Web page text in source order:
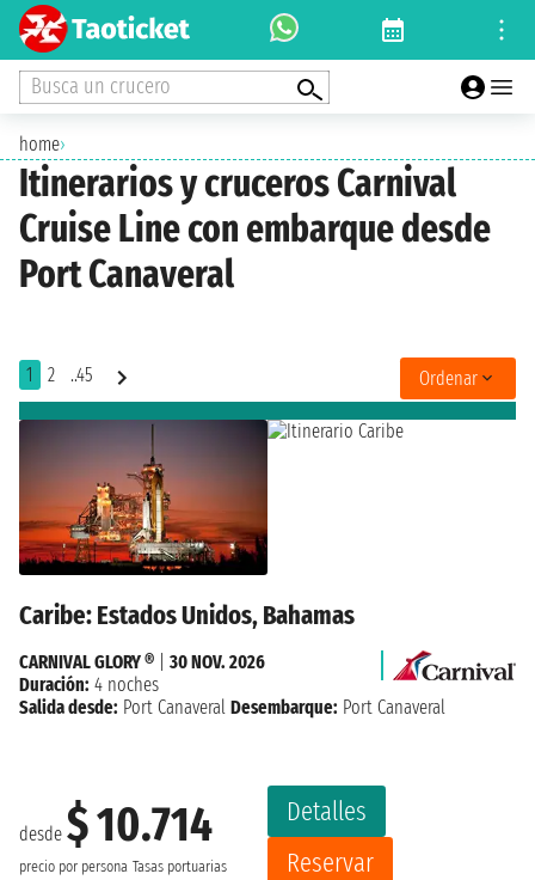
Busca un crucero
home›
Itinerarios y cruceros Carnival
Cruise Line con embarque desde
Port Canaveral
1 2 ..45 Ordenar
Caribe: Estados Unidos, Bahamas
desde $ 10.714
precio por persona Tasas portuarias
Detalles
Reservar
CARNIVAL GLORY ®
30 NOV. 2026
Duración: 4 noches
Salida desde: Port Canaveral Desembarque: Port Canaveral